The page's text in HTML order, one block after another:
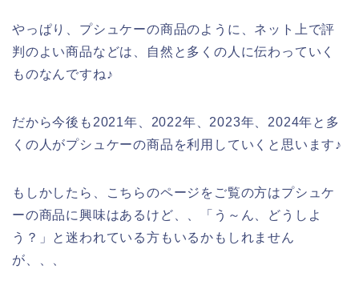
やっぱり、プシュケーの商品のように、ネット上で評
判のよい商品などは、自然と多くの人に伝わっていく
ものなんですね♪
だから今後も2021年、2022年、2023年、2024年と多
くの人がプシュケーの商品を利用していくと思います♪
もしかしたら、こちらのページをご覧の方はプシュケ
ーの商品に興味はあるけど、、「う～ん、どうしよ
う？」と迷われている方もいるかもしれません
が、、、